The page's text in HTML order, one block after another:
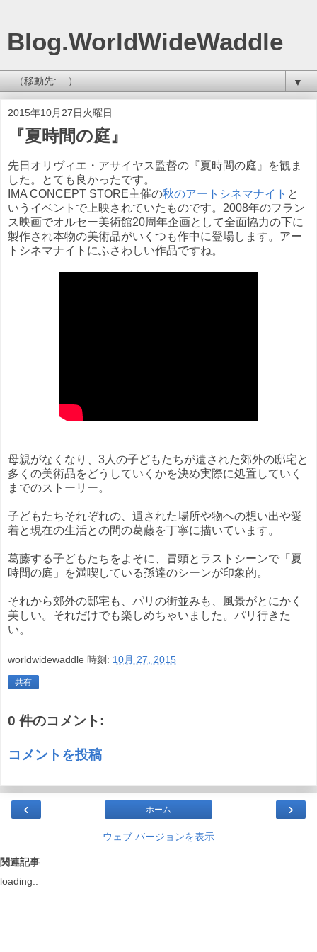
Blog.WorldWideWaddle
▼
2015年10月27日火曜日
『夏時間の庭』
先日オリヴィエ・アサイヤス監督の『夏時間の庭』を観ま
した。とても良かったです。
IMA CONCEPT STORE主催の秋のアートシネマナイト と
いうイベントで上映されていたものです。2008年のフラン
ス映画でオルセー美術館20周年企画として全面協力の下に
製作され本物の美術品がいくつも作中に登場します。アー
トシネマナイトにふさわしい作品ですね。
母親がなくなり、3人の子どもたちが遺された郊外の邸宅と
多くの美術品をどうしていくかを決め実際に処置していく
までのストーリー。
子どもたちそれぞれの、遺された場所や物への想い出や愛
着と現在の生活との間の葛藤を丁寧に描いています。
葛藤する子どもたちをよそに、冒頭とラストシーンで「夏
時間の庭」を満喫している孫達のシーンが印象的。
それから郊外の邸宅も、パリの街並みも、風景がとにかく
美しい。それだけでも楽しめちゃいました。パリ行きた
い。
worldwidewaddle 時刻: 10月 27, 2015
共有
0 件のコメント:
コメントを投稿
‹ ›
ホーム
ウェブ バージョンを表示
関連記事
loading..